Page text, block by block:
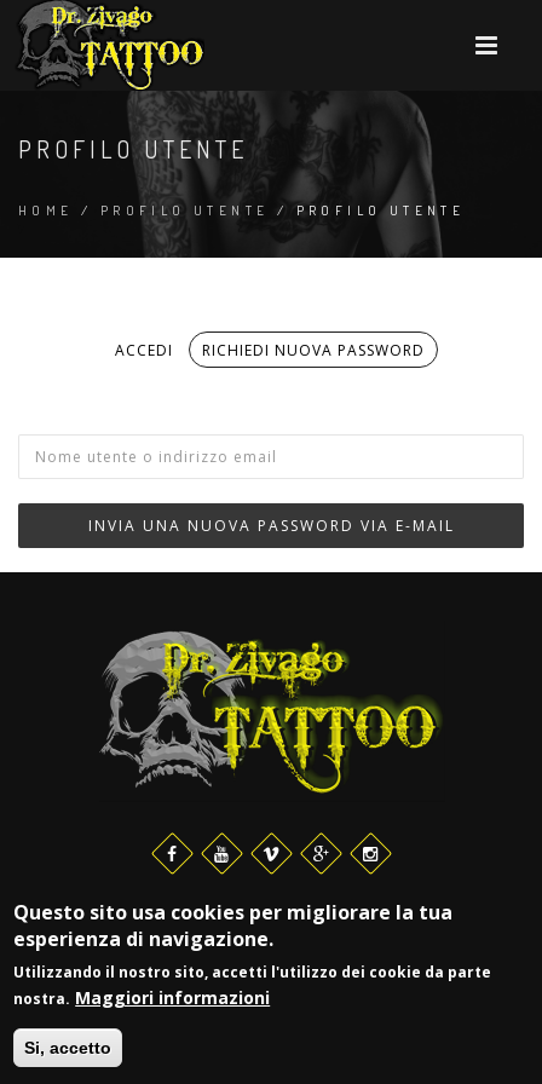
PROFILO UTENTE
HOME / PROFILO UTENTE / PROFILO UTENTE
Schede primarie
ACCEDI RICHIEDI NUOVA PASSWORD
(SCHEDA
ATTIVA)
© DR. ZIVAGO TATTOO
P.IVA 03917900981 |Login| Web by Vittoria
Questo sito usa cookies per migliorare la tua
esperienza di navigazione.
Utilizzando il nostro sito, accetti l'utilizzo dei cookie da parte
nostra. Maggiori informazioni
Si, accetto